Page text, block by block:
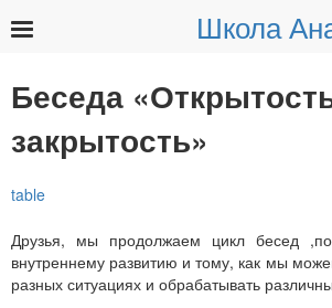
Школа
Беседа
закрытость»
Друзья, мы продолжаем цикл бесед
внутреннему развитию и тому, как мы
разных ситуациях и обрабатывать